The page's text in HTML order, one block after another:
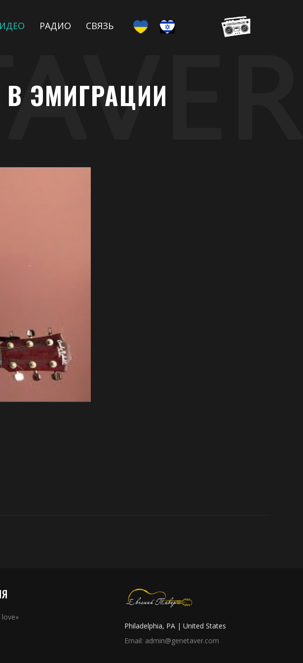
РАДИО СВЯЗЬ
ЭМИГРАЦИИ
love»
Philadelphia, PA | United States
Email: admin@genetaver.com